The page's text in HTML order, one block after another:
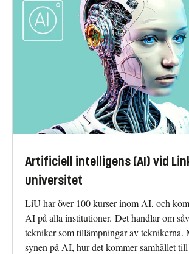
Artificiell intelligens (AI) vid
universitet
LiU har över 100 kurser inom AI, och
AI på alla institutioner. Det handlar om
tekniker som tillämpningar av teknikerna.
synen på AI, hur det kommer samhället